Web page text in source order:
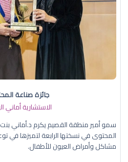
جائزة صناعة
الاستشارية أماني
سمو أمير منطقة القصيم يكرم د.أماني
المحتوى في نسختها الرابعة لتميزها في
مشاكل وأمراض العيون للأطفال.